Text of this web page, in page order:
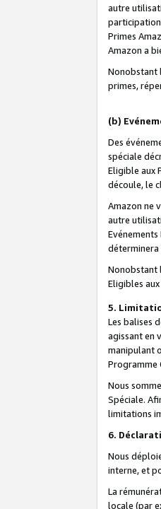
autre
participation
Primes
Amazon a
Nonobstant
primes,
(b)
Des
spéciale
Eligible aux
découle, le
Amazon ne
autre
déterminera
Nonobstant
Eligibles
5.
Les balises
agissant en
manipulant
Programme
Nous
Spéciale.
limitations
6.
Nous
interne, et
La
locale (par